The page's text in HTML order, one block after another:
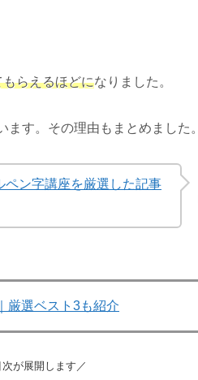
らえるほどになりました。
す。その理由もまとめました。
ペン字講座を厳選した記事
厳選ベスト3も紹介
が展開します／